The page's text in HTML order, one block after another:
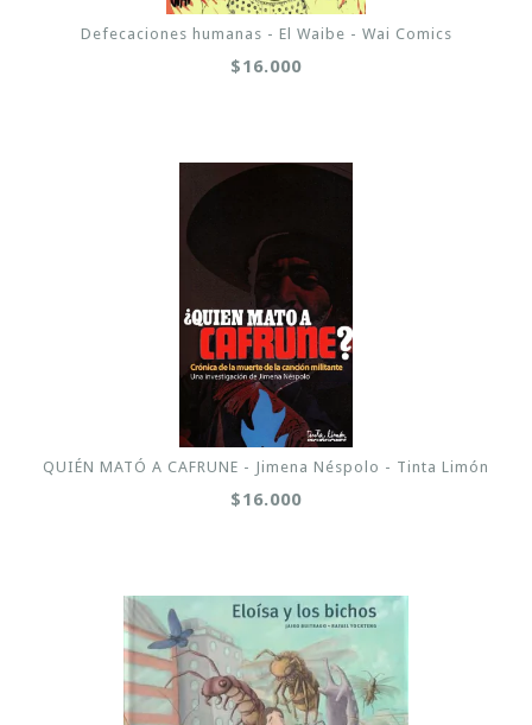
Defecaciones humanas - El Waibe - Wai Comics
$16.000
QUIÉN MATÓ A CAFRUNE - Jimena Néspolo - Tinta Limón
$16.000